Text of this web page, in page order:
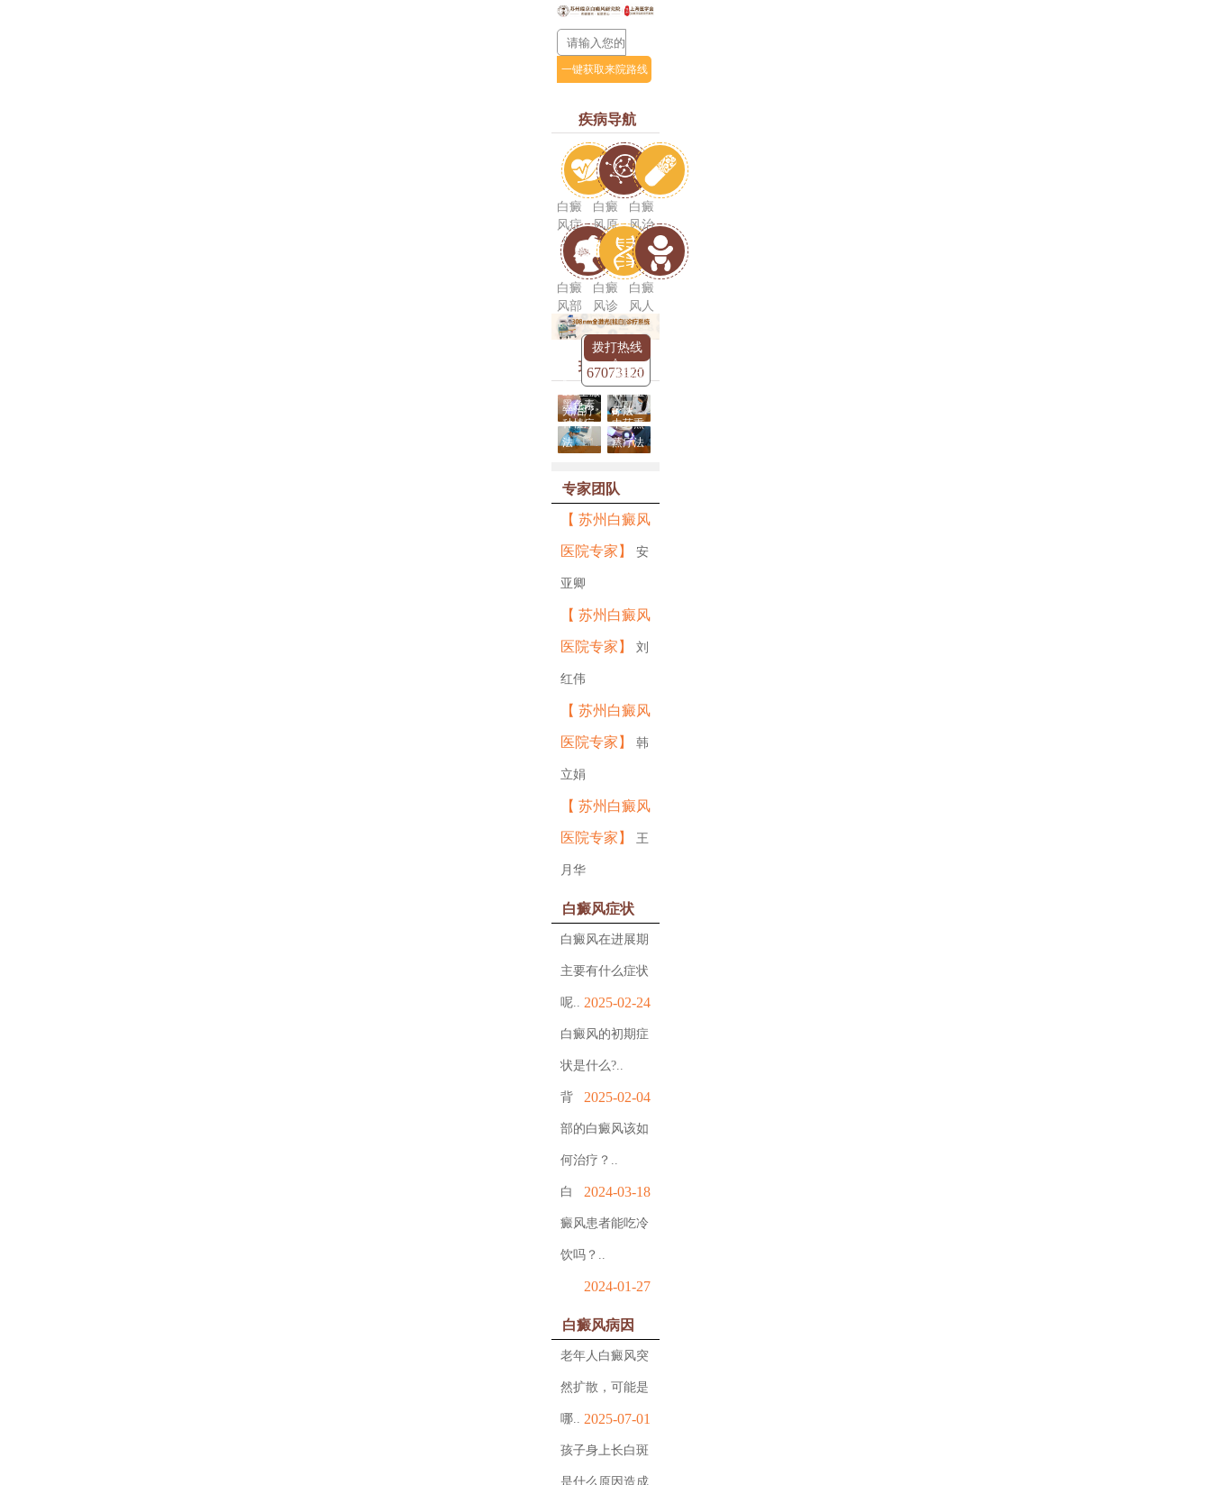
疾病导航
白癜
风症
状
白癜
风原
因
白癜
风治
疗
白癜
风部
位
白癜
风诊
断
白癜
风人
群
0512-
67073120
拨打热线
瑞金技术
308全激
光治疗
德国三
氧自血
疗法
黑色素
种植疗
法
中药熏
蒸疗法
专家团队
【 苏州白癜风
医院专家 】 安
亚卿
【 苏州白癜风
医院专家 】 刘
红伟
【 苏州白癜风
医院专家 】 韩
立娟
【 苏州白癜风
医院专家 】 王
月华
白癜风症状
白癜风在进展期
主要有什么症状
呢.. 2025-02-24
白癜风的初期症
状是什么?..
2025-02-04
背
部的白癜风该如
何治疗？..
2024-03-18
白
癜风患者能吃冷
饮吗？..
2024-01-27
白癜风病因
老年人白癜风突
然扩散，可能是
哪.. 2025-07-01
孩子身上长白斑
是什么原因造成